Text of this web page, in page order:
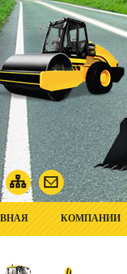
КОМПАНИИ